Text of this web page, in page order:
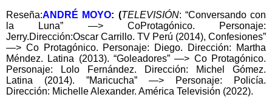
Reseña:ANDRÉ MOYO: (TELEVISIÓN: “Conversando con
la Luna” —> CoProtagónico. Personaje:
Jerry.Dirección:Oscar Carrillo. TV Perú (2014), Confesiones”
—> Co Protagónico. Personaje: Diego. Dirección: Martha
Méndez. Latina (2013). “Goleadores” —> Co Protagónico.
Personaje: Lolo Fernández. Dirección: Michel Gómez.
Latina (2014). ”Maricucha” —> Personaje: Policía.
Dirección: Michelle Alexander. América Televisión (2022).